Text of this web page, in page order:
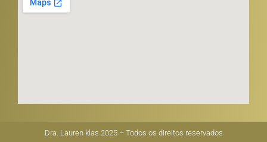
Dra. Lauren klas 2025 – Todos os direitos reservados